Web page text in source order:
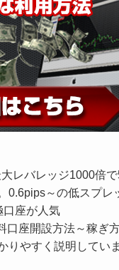
レバレッジ1000倍
0.6pips～の低スプレ
口座が人気
口座開設方法～稼ぎ
りやすく説明していま